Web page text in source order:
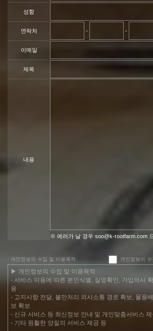
성함
연락처 - -
이메일
제목
내용
※ 에러가 날 경우 soo@k-rootfarm.com
· 개인정보의 수집 및 이용목적 개인정보의